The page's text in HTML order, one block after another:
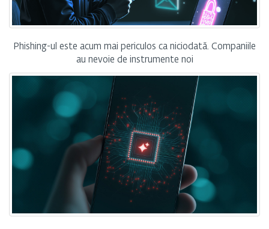
Phishing-ul este acum mai periculos ca niciodată. Companiile
au nevoie de instrumente noi